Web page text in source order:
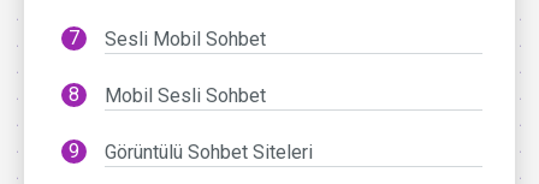
Sesli Mobil Sohbet
Mobil Sesli Sohbet
Görüntülü Sohbet Siteleri